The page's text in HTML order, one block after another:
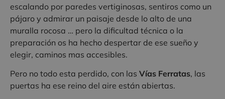
escalando por paredes vertiginosas, sentiros como un
pájaro y admirar un paisaje desde lo alto de una
muralla rocosa … pero la dificultad técnica o la
preparación os ha hecho despertar de ese sueño y
elegir, caminos mas accesibles.
Pero no todo esta perdido, con las Vías Ferratas, las
puertas ha ese reino del aire están abiertas.